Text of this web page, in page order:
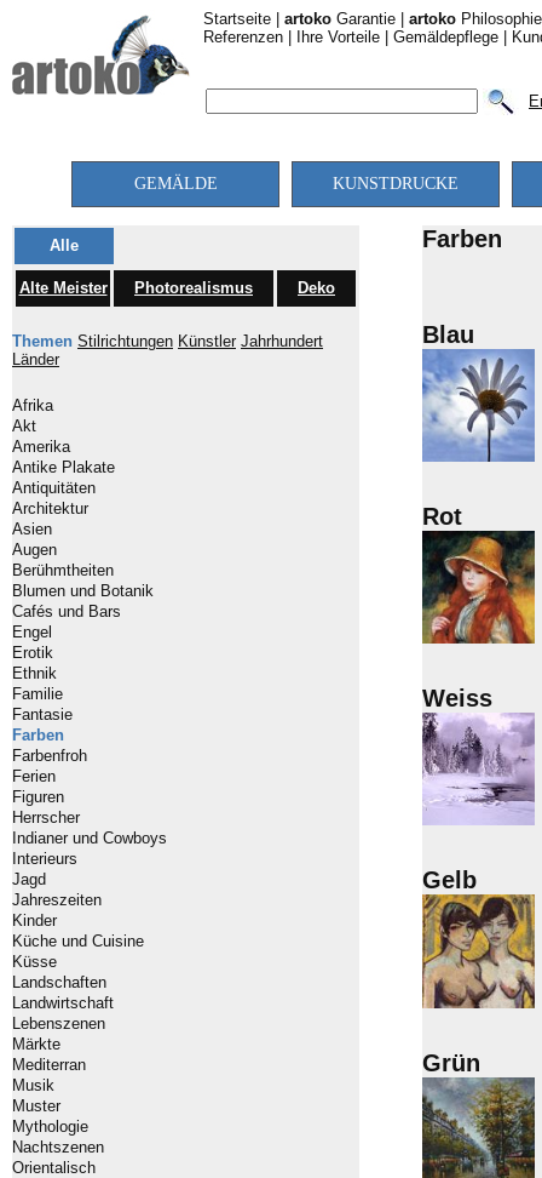
Startseite artoko Garantie artoko Philosophie
Referenzen
Ihre Vorteile Gemäldepflege
GEMÄLDE KUNSTDRUCKE
Alle
Alte Meister Photorealismus Deko
Themen Stilrichtungen Künstler Jahrhundert
Länder
Afrika
Akt
Amerika
Antike Plakate
Antiquitäten
Architektur
Asien
Augen
Berühmtheiten
Blumen und Botanik
Cafés und Bars
Engel
Erotik
Ethnik
Familie
Fantasie
Farben
Farbenfroh
Ferien
Figuren
Herrscher
Indianer und Cowboys
Interieurs
Jagd
Jahreszeiten
Kinder
Küche und Cuisine
Küsse
Landschaften
Landwirtschaft
Lebenszenen
Märkte
Mediterran
Musik
Muster
Mythologie
Nachtszenen
Orientalisch
Farben
Blau
Rot
Weiss
Gelb
Grün